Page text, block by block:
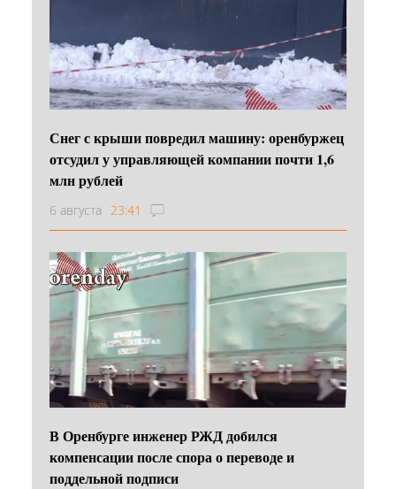
Снег с крыши повредил машину: оренбуржец
отсудил у управляющей компании почти 1,6
млн рублей
6 августа 23:41
В Оренбурге инженер РЖД добился
компенсации после спора о переводе и
поддельной подписи